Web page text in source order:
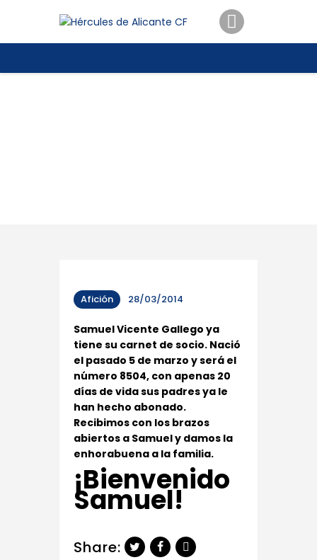
ENTRADAS
TIENDA
Afición 28/03/2014
Samuel Vicente Gallego ya
tiene su carnet de socio. Nació
el pasado 5 de marzo y será el
número 8504, con apenas 20
días de vida sus padres ya le
han hecho abonado.
Recibimos con los brazos
abiertos a Samuel y damos la
enhorabuena a la familia.
¡Bienvenido
Samuel!
Share: